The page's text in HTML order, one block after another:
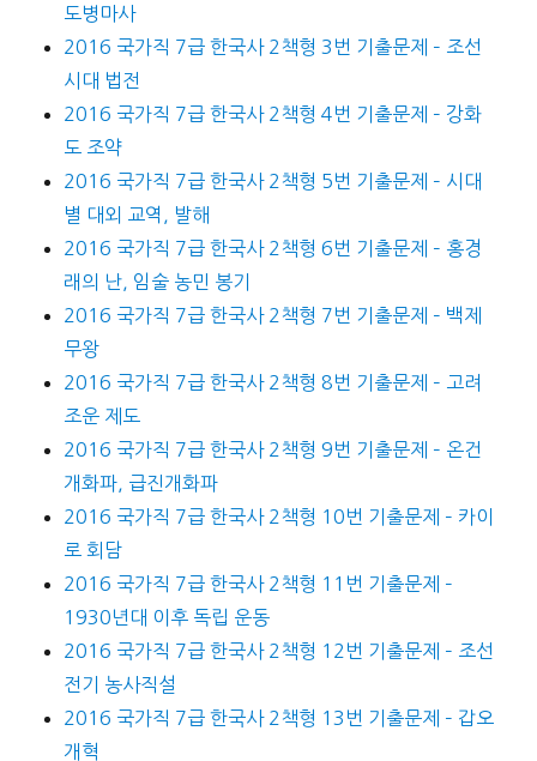
도병마사
2016 국가직 7급 한국사 2책형 3번 기출문제 – 조선
시대 법전
2016 국가직 7급 한국사 2책형 4번 기출문제 – 강화
도 조약
2016 국가직 7급 한국사 2책형 5번 기출문제 – 시대
별 대외 교역, 발해
2016 국가직 7급 한국사 2책형 6번 기출문제 – 홍경
래의 난, 임술 농민 봉기
2016 국가직 7급 한국사 2책형 7번 기출문제 – 백제
무왕
2016 국가직 7급 한국사 2책형 8번 기출문제 – 고려
조운 제도
2016 국가직 7급 한국사 2책형 9번 기출문제 – 온건
개화파, 급진개화파
2016 국가직 7급 한국사 2책형 10번 기출문제 – 카이
로 회담
2016 국가직 7급 한국사 2책형 11번 기출문제 –
1930년대 이후 독립 운동
2016 국가직 7급 한국사 2책형 12번 기출문제 – 조선
전기 농사직설
2016 국가직 7급 한국사 2책형 13번 기출문제 – 갑오
개혁